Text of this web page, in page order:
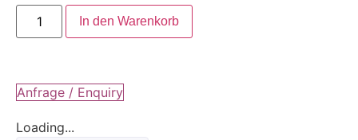
In den Warenkorb
Anfrage / Enquiry
Loading...